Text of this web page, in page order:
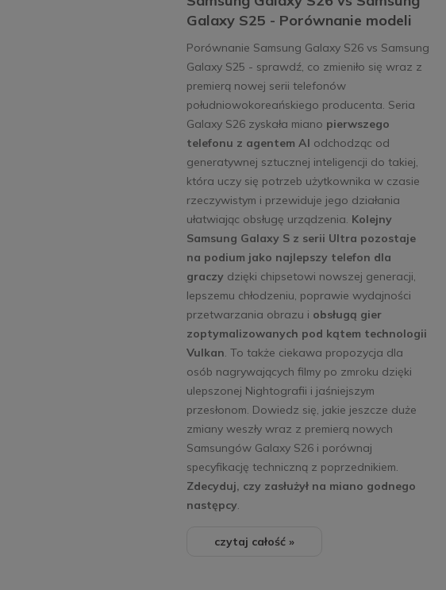
Galaxy S25 - Porównanie modeli
Porównanie Samsung Galaxy S26 vs Samsung
Galaxy S25 - sprawdź, co zmieniło się wraz z
premierą nowej serii telefonów
południowokoreańskiego producenta. Seria
Galaxy S26 zyskała miano pierwszego
telefonu z agentem AI odchodząc od
generatywnej sztucznej inteligencji do takiej,
która uczy się potrzeb użytkownika w czasie
rzeczywistym i przewiduje jego działania
ułatwiając obsługę urządzenia. Kolejny
Samsung Galaxy S z serii Ultra pozostaje
na podium jako najlepszy telefon dla
graczydzięki chipsetowi nowszej generacji,
lepszemu chłodzeniu, poprawie wydajności
przetwarzania obrazu i obsługą gier
zoptymalizowanych pod kątem technologii
Vulkan. To także ciekawa propozycja dla
osób nagrywających filmy po zmroku dzięki
ulepszonej Nightografii i jaśniejszym
przesłonom. Dowiedz się, jakie jeszcze duże
zmiany weszły wraz z premierą nowych
Samsungów Galaxy S26 i porównaj
specyfikację techniczną z poprzednikiem.
Zdecyduj, czy zasłużył na miano godnego
następcy.
czytaj całość »